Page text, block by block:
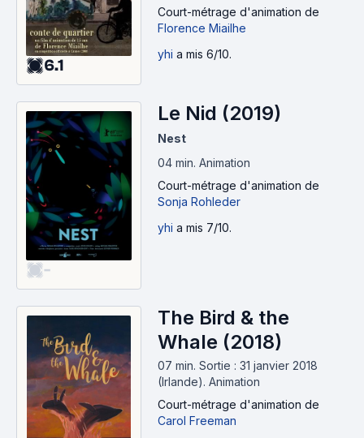
6.1
Court-métrage d'animation de
Florence Miailhe
yhi a mis 6/10.
-
Le Nid (2019)
Nest
04 min. Animation
Court-métrage d'animation de
Sonja Rohleder
yhi a mis 7/10.
The Bird & the
Whale (2018)
07 min. Sortie : 31 janvier 2018
(Irlande). Animation
Court-métrage d'animation de
Carol Freeman